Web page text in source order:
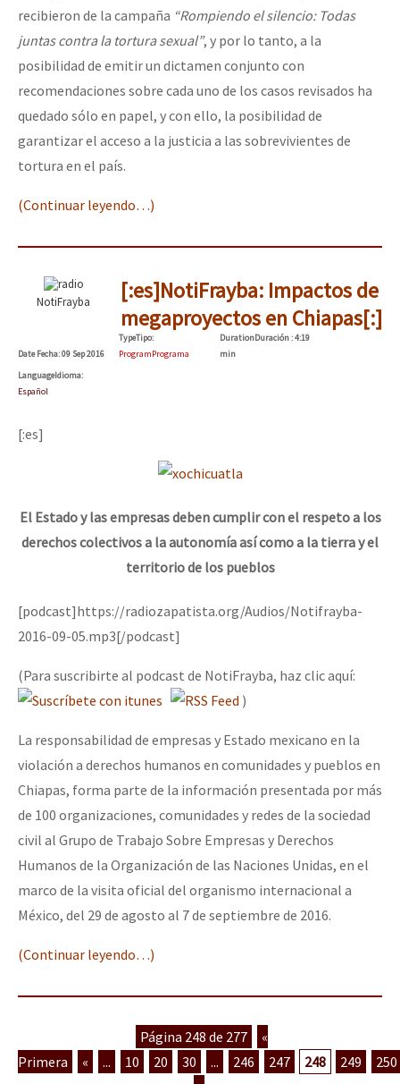
recibieron de la campaña “Rompiendo el silencio: Todas
juntas contra la tortura sexual”, y por lo tanto, a la
posibilidad de emitir un dictamen conjunto con
recomendaciones sobre cada uno de los casos revisados ha
quedado sólo en papel, y con ello, la posibilidad de
garantizar el acceso a la justicia a las sobrevivientes de
tortura en el país.
(Continuar leyendo…)
NotiFrayba
[:es]NotiFrayba: Impactos de
megaproyectos en Chiapas[:]
DateFecha: 09 Sep 2016
TypeTipo:
ProgramPrograma
DurationDuración : 4:19
min
LanguageIdioma:
Español
[:es]
El Estado y las empresas deben cumplir con el respeto a los
derechos colectivos a la autonomía así como a la tierra y el
territorio de los pueblos
[podcast]https://radiozapatista.org/Audios/Notifrayba-
2016-09-05.mp3[/podcast]
(Para suscribirte al podcast de NotiFrayba, haz clic aquí:
)
La responsabilidad de empresas y Estado mexicano en la
violación a derechos humanos en comunidades y pueblos en
Chiapas, forma parte de la información presentada por más
de 100 organizaciones, comunidades y redes de la sociedad
civil al Grupo de Trabajo Sobre Empresas y Derechos
Humanos de la Organización de las Naciones Unidas, en el
marco de la visita oficial del organismo internacional a
México, del 29 de agosto al 7 de septiembre de 2016.
(Continuar leyendo…)
Página 248 de 277
«
Primera
« ... 10 20 30 ... 246 247 248 249
250